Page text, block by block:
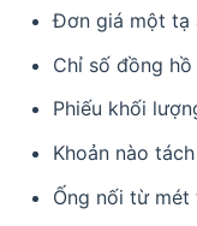
Đơn giá một tạ
Chỉ số đồng
Phiếu khối
Khoản nào
Ống nối từ